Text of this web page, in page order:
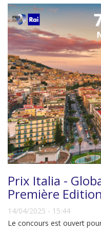
Prix Italia -
Première Edition
14/04/2025 - 15:44
Le concours est ouvert